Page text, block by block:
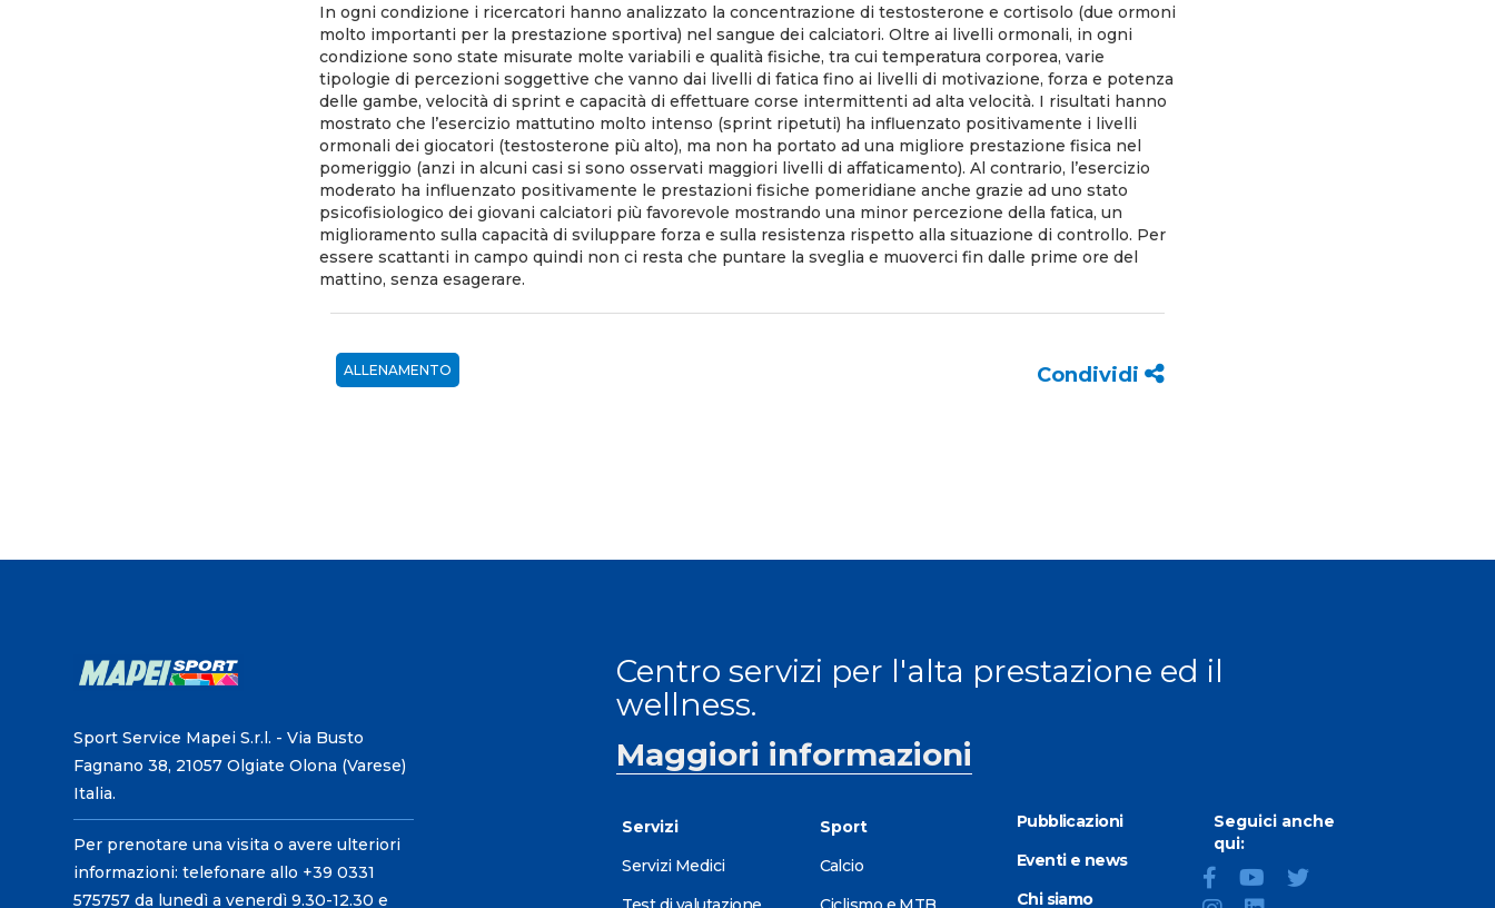
In ogni condizione i ricercatori hanno analizzato la concentrazione di testosterone e cortisolo (due ormoni
molto importanti per la prestazione sportiva) nel sangue dei calciatori. Oltre ai livelli ormonali, in ogni
condizione sono state misurate molte variabili e qualità fisiche, tra cui temperatura corporea, varie
tipologie di percezioni soggettive che vanno dai livelli di fatica fino ai livelli di motivazione, forza e potenza
delle gambe, velocità di sprint e capacità di effettuare corse intermittenti ad alta velocità. I risultati hanno
mostrato che l’esercizio mattutino molto intenso (sprint ripetuti) ha influenzato positivamente i livelli
ormonali dei giocatori (testosterone più alto), ma non ha portato ad una migliore prestazione fisica nel
pomeriggio (anzi in alcuni casi si sono osservati maggiori livelli di affaticamento). Al contrario, l’esercizio
moderato ha influenzato positivamente le prestazioni fisiche pomeridiane anche grazie ad uno stato
psicofisiologico dei giovani calciatori più favorevole mostrando una minor percezione della fatica, un
miglioramento sulla capacità di sviluppare forza e sulla resistenza rispetto alla situazione di controllo. Per
essere scattanti in campo quindi non ci resta che puntare la sveglia e muoverci fin dalle prime ore del
mattino, senza esagerare.
ALLENAMENTO Condividi
Sport Service Mapei S.r.l. - Via Busto
Fagnano 38, 21057 Olgiate Olona (Varese)
Italia.
Per prenotare una visita o avere ulteriori
informazioni: telefonare allo +39 0331
575757 da lunedì a venerdì 9.30-12.30 e
Centro servizi per l'alta prestazione ed il
wellness.
Maggiori informazioni
Servizi
Servizi Medici
Sport
Calcio
Pubblicazioni
Eventi e news
Chi siamo
Seguici anche
qui: